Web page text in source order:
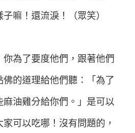
嘛！還流淚！（眾笑）
為了要度他們，跟著他們
的道理給他們聽：「為了
麻油雞分給你們。」是可以
可以吃哪！沒有問題的，